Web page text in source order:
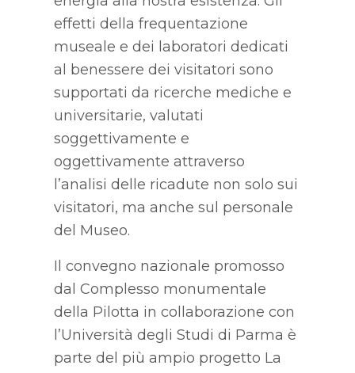
effetti della frequentazione
museale e dei laboratori dedicati
al benessere dei visitatori sono
supportati da ricerche mediche e
universitarie, valutati
soggettivamente e
oggettivamente attraverso
l’analisi delle ricadute non solo sui
visitatori, ma anche sul personale
del Museo.
Il convegno nazionale promosso
dal Complesso monumentale
della Pilotta in collaborazione con
l’Università degli Studi di Parma è
parte del più ampio progetto La